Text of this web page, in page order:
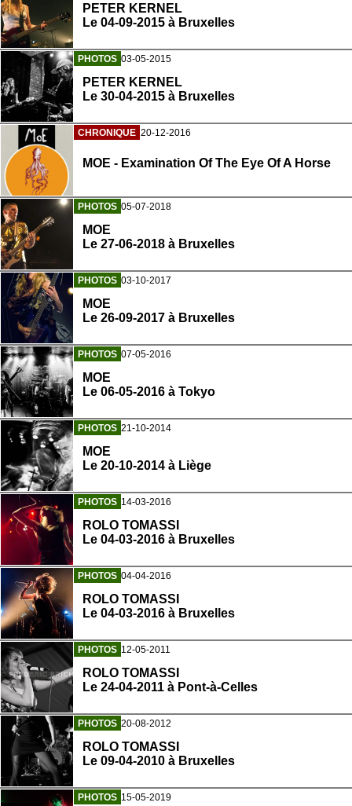
PETER KERNEL
Le 04-09-2015 à Bruxelles
PHOTOS 03-05-2015
PETER KERNEL
Le 30-04-2015 à Bruxelles
CHRONIQUE 20-12-2016
MOE - Examination Of The Eye Of A Horse
PHOTOS 05-07-2018
MOE
Le 27-06-2018 à Bruxelles
PHOTOS 03-10-2017
MOE
Le 26-09-2017 à Bruxelles
PHOTOS 07-05-2016
MOE
Le 06-05-2016 à Tokyo
PHOTOS 21-10-2014
MOE
Le 20-10-2014 à Liège
PHOTOS 14-03-2016
ROLO TOMASSI
Le 04-03-2016 à Bruxelles
PHOTOS 04-04-2016
ROLO TOMASSI
Le 04-03-2016 à Bruxelles
PHOTOS 12-05-2011
ROLO TOMASSI
Le 24-04-2011 à Pont-à-Celles
PHOTOS 20-08-2012
ROLO TOMASSI
Le 09-04-2010 à Bruxelles
PHOTOS 15-05-2019